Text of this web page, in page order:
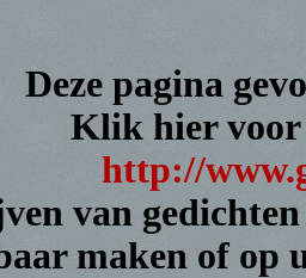
Deze pagina
Klik hier voor
http://
van
maken of op